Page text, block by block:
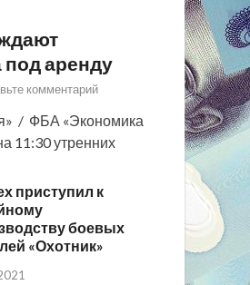
аренду
комментарий
/ ФБА «Экономика
11:30 утренних
приступил к
боевых
«Охотник»